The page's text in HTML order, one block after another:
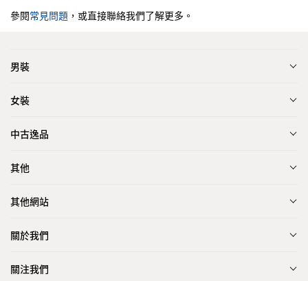
參閱常見問題 ，或直接聯絡我們了解更多。
男裝
女裝
中古逸品
其他
其他網站
關於我們
關注我們